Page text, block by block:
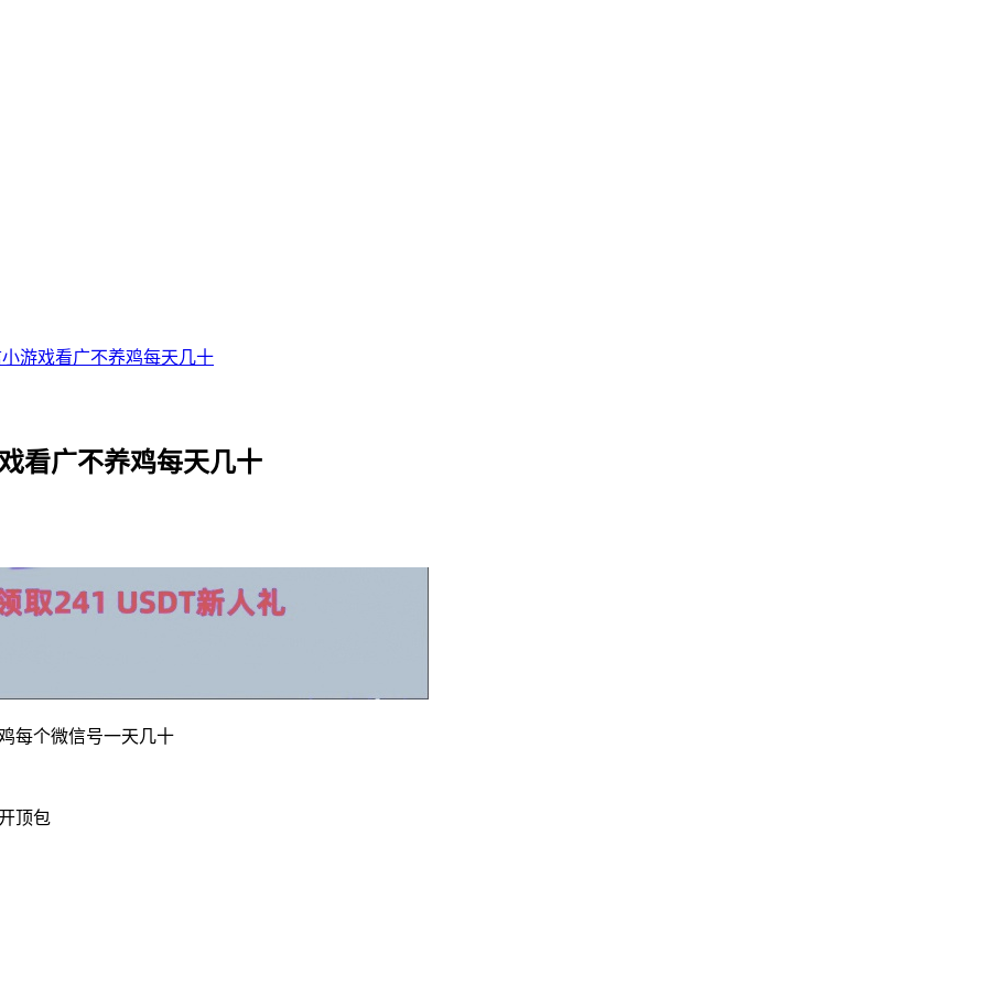
游戏看广不养鸡每天几十
看广不养鸡每天几十
每个微信号一天几十
顶包